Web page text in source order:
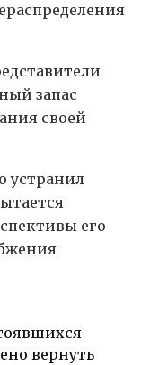
запас
своей
устранил
его
вернуть